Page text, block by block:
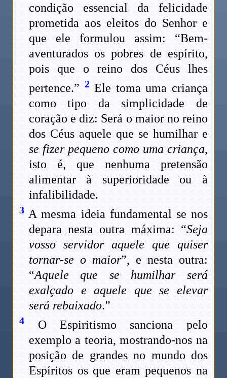
condição essencial da felicidade
prometida aos eleitos do Senhor e
que ele formulou assim: “Bem-
aventurados os pobres de espírito,
pois que o reino dos Céus lhes
pertence.” 2Ele toma uma criança
como tipo da simplicidade de
coração e diz: Será o maior no reino
dos Céus aquele que se humilhar e
se fizer pequeno como uma criança,
isto é, que nenhuma pretensão
alimentar à superioridade ou à
infalibilidade.
3 A mesma ideia fundamental se nos
depara nesta outra máxima: “Seja
vosso servidor aquele que quiser
tornar-se o maior”, e nesta outra:
“Aquele que se humilhar será
exalçado e aquele que se elevar
será rebaixado.”
4 O Espiritismo sanciona pelo
exemplo a teoria, mostrando-nos na
posição de grandes no mundo dos
Espíritos os que eram pequenos na